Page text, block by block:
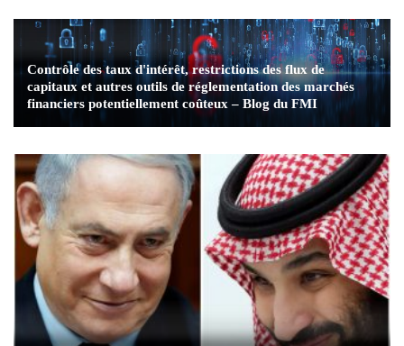
Contrôle des taux d'intérêt, restrictions des flux de
capitaux et autres outils de réglementation des marchés
financiers potentiellement coûteux – Blog du FMI